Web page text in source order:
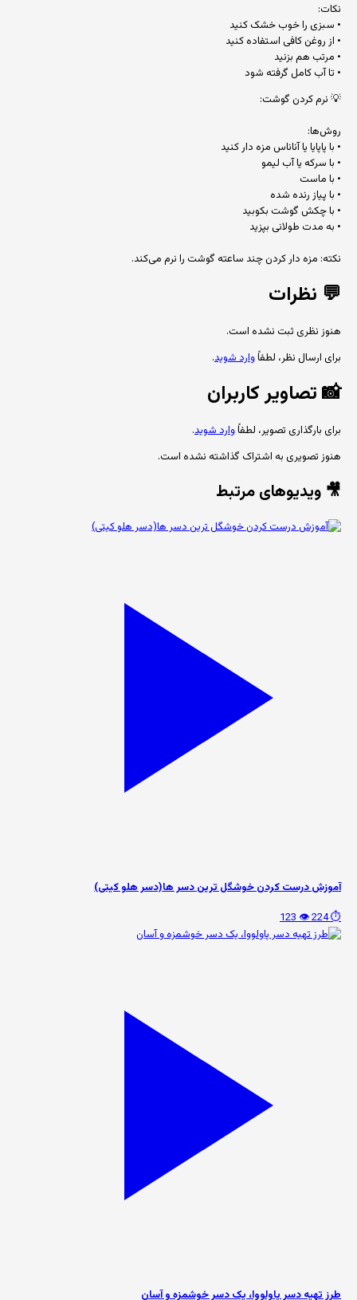
نکات:
• سبزی را خوب خشک کنید
• از روغن کافی استفاده کنید
• مرتب هم بزنید
• تا آب کامل گرفته شود
💡 نرم کردن گوشت:
روش‌ها:
• با پاپایا یا آناناس مزه دار کنید
• با سرکه یا آب لیمو
• با ماست
• با پیاز رنده شده
• با چکش گوشت بکوبید
• به مدت طولانی بپزید
نکته: مزه دار کردن چند ساعته گوشت را نرم می‌کند.
💬 نظرات
هنوز نظری ثبت نشده است.
برای ارسال نظر، لطفاًوارد شوید.
📸تصاویر کاربران
برای بارگذاری تصویر، لطفاًوارد شوید.
هنوز تصویری به اشتراک گذاشته نشده است.
🎥 ویدیوهای مرتبط
آموزش درست کردن خوشگل ترین دسر ها(دسر هلو کیتی)
⏱️ 224
👁️ 123
طرز تهیه دسر پاولووا، یک دسر خوشمزه و آسان